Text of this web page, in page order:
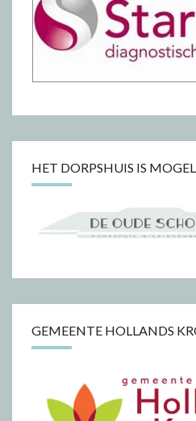
HET DORPSHUIS IS
GEMEENTE HOLLANDS